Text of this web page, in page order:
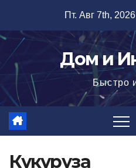
содержимому
Пт. Авг 7th, 2026
Дом и
Быстро
Кукуруза